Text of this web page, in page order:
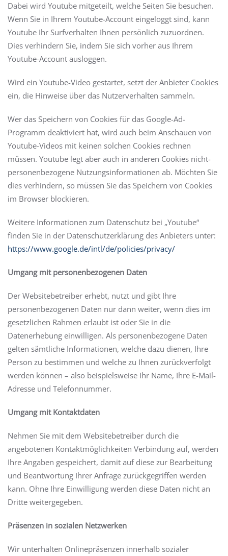
Dabei wird Youtube mitgeteilt, welche Seiten Sie besuchen.
Wenn Sie in Ihrem Youtube-Account eingeloggt sind, kann
Youtube Ihr Surfverhalten Ihnen persönlich zuzuordnen.
Dies verhindern Sie, indem Sie sich vorher aus Ihrem
Youtube-Account ausloggen.
Wird ein Youtube-Video gestartet, setzt der Anbieter Cookies
ein, die Hinweise über das Nutzerverhalten sammeln.
Wer das Speichern von Cookies für das Google-Ad-
Programm deaktiviert hat, wird auch beim Anschauen von
Youtube-Videos mit keinen solchen Cookies rechnen
müssen. Youtube legt aber auch in anderen Cookies nicht-
personenbezogene Nutzungsinformationen ab. Möchten Sie
dies verhindern, so müssen Sie das Speichern von Cookies
im Browser blockieren.
Weitere Informationen zum Datenschutz bei „Youtube“
finden Sie in der Datenschutzerklärung des Anbieters unter:
https://www.google.de/intl/de/policies/privacy/
Umgang mit personenbezogenen Daten
Der Websitebetreiber erhebt, nutzt und gibt Ihre
personenbezogenen Daten nur dann weiter, wenn dies im
gesetzlichen Rahmen erlaubt ist oder Sie in die
Datenerhebung einwilligen. Als personenbezogene Daten
gelten sämtliche Informationen, welche dazu dienen, Ihre
Person zu bestimmen und welche zu Ihnen zurückverfolgt
werden können – also beispielsweise Ihr Name, Ihre E-Mail-
Adresse und Telefonnummer.
Umgang mit Kontaktdaten
Nehmen Sie mit dem Websitebetreiber durch die
angebotenen Kontaktmöglichkeiten Verbindung auf, werden
Ihre Angaben gespeichert, damit auf diese zur Bearbeitung
und Beantwortung Ihrer Anfrage zurückgegriffen werden
kann. Ohne Ihre Einwilligung werden diese Daten nicht an
Dritte weitergegeben.
Präsenzen in sozialen Netzwerken
Wir unterhalten Onlinepräsenzen innerhalb sozialer